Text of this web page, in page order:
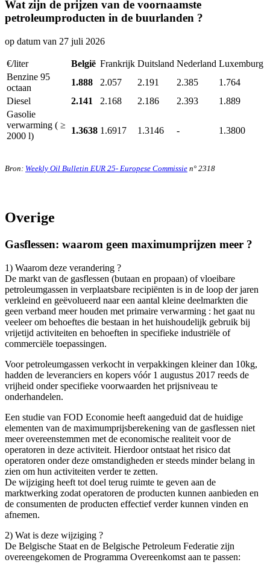
Wat zijn de prijzen van de voornaamste
petroleumproducten in de buurlanden ?
op datum van 27 juli 2026
€/liter België Frankrijk Duitsland Nederland Luxemburg
Benzine 95
octaan
1.888 2.057 2.191 2.385
1.764
Diesel
2.141 2.168 2.186 2.393
1.889
Gasolie
verwarming ( ≥
2000 l)
1.3638 1.6917 1.3146 - 1.3800
Bron: Weekly Oil Bulletin EUR 25- Europese Commissie n° 2318
Overige
Gasflessen: waarom geen maximumprijzen meer ?
1) Waarom deze verandering ?
De markt van de gasflessen (butaan en propaan) of vloeibare
petroleumgassen in verplaatsbare recipiënten is in de loop der jaren
verkleind en geëvolueerd naar een aantal kleine deelmarkten die
geen verband meer houden met primaire verwarming : het gaat nu
veeleer om behoeftes die bestaan in het huishoudelijk gebruik bij
vrijetijd activiteiten en behoeften in specifieke industriële of
commerciële toepassingen.
Voor petroleumgassen verkocht in verpakkingen kleiner dan 10kg,
hadden de leveranciers en kopers vóór 1 augustus 2017 reeds de
vrijheid onder specifieke voorwaarden het prijsniveau te
onderhandelen.
Een studie van FOD Economie heeft aangeduid dat de huidige
elementen van de maximumprijsberekening van de gasflessen niet
meer overeenstemmen met de economische realiteit voor de
operatoren in deze activiteit. Hierdoor ontstaat het risico dat
operatoren onder deze omstandigheden er steeds minder belang in
zien om hun activiteiten verder te zetten.
De wijziging heeft tot doel terug ruimte te geven aan de
marktwerking zodat operatoren de producten kunnen aanbieden en
de consumenten de producten effectief verder kunnen vinden en
afnemen.
2) Wat is deze wijziging ?
De Belgische Staat en de Belgische Petroleum Federatie zijn
overeengekomen de Programma Overeenkomst aan te passen: